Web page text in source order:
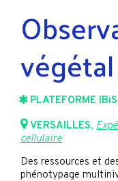
végétal
PLATEFORME
VERSAILLES,
cellulaire
Des ressources et
phénotypage